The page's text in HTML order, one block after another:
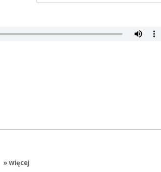
» więcej